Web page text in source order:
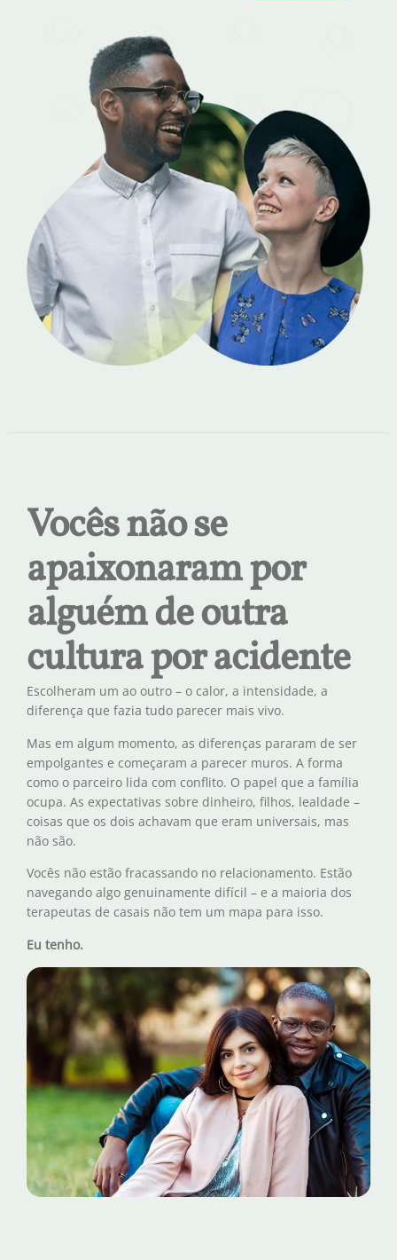
Vocês não se
apaixonaram por
alguém de outra
cultura por acidente
Escolheram um ao outro – o calor, a intensidade, a
diferença que fazia tudo parecer mais vivo.
Mas em algum momento, as diferenças pararam de ser
empolgantes e começaram a parecer muros. A forma
como o parceiro lida com conflito. O papel que a família
ocupa. As expectativas sobre dinheiro, filhos, lealdade –
coisas que os dois achavam que eram universais, mas
não são.
Vocês não estão fracassando no relacionamento. Estão
navegando algo genuinamente difícil – e a maioria dos
terapeutas de casais não tem um mapa para isso.
Eu tenho.